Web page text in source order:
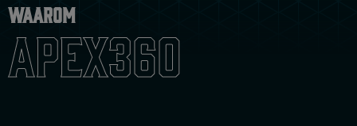
Waarom
apex360